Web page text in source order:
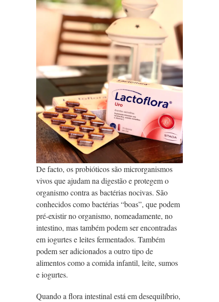
De facto, os probióticos são microrganismos
vivos que ajudam na digestão e protegem o
organismo contra as bactérias nocivas. São
conhecidos como bactérias “boas”, que podem
pré-existir no organismo, nomeadamente, no
intestino, mas também podem ser encontradas
em iogurtes e leites fermentados. Também
podem ser adicionados a outro tipo de
alimentos como a comida infantil, leite, sumos
e iogurtes.
Quando a flora intestinal está em desequilíbrio,